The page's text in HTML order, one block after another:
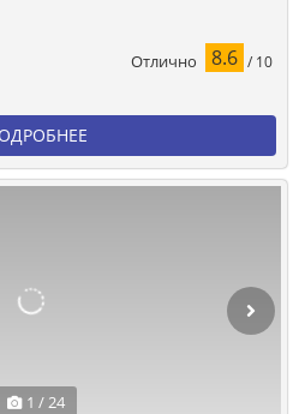
Отлично 8.6 / 10
1 / 24